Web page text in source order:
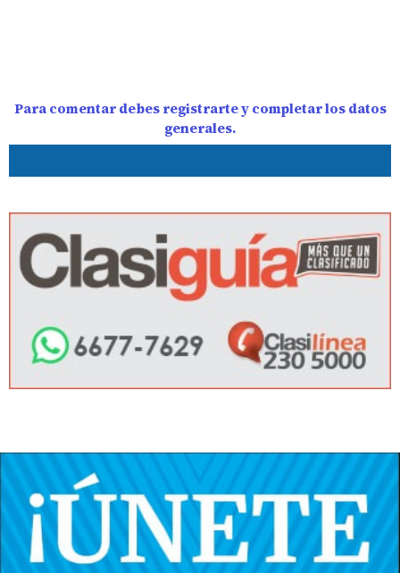
Para comentar debes registrarte y completar los datos
generales.